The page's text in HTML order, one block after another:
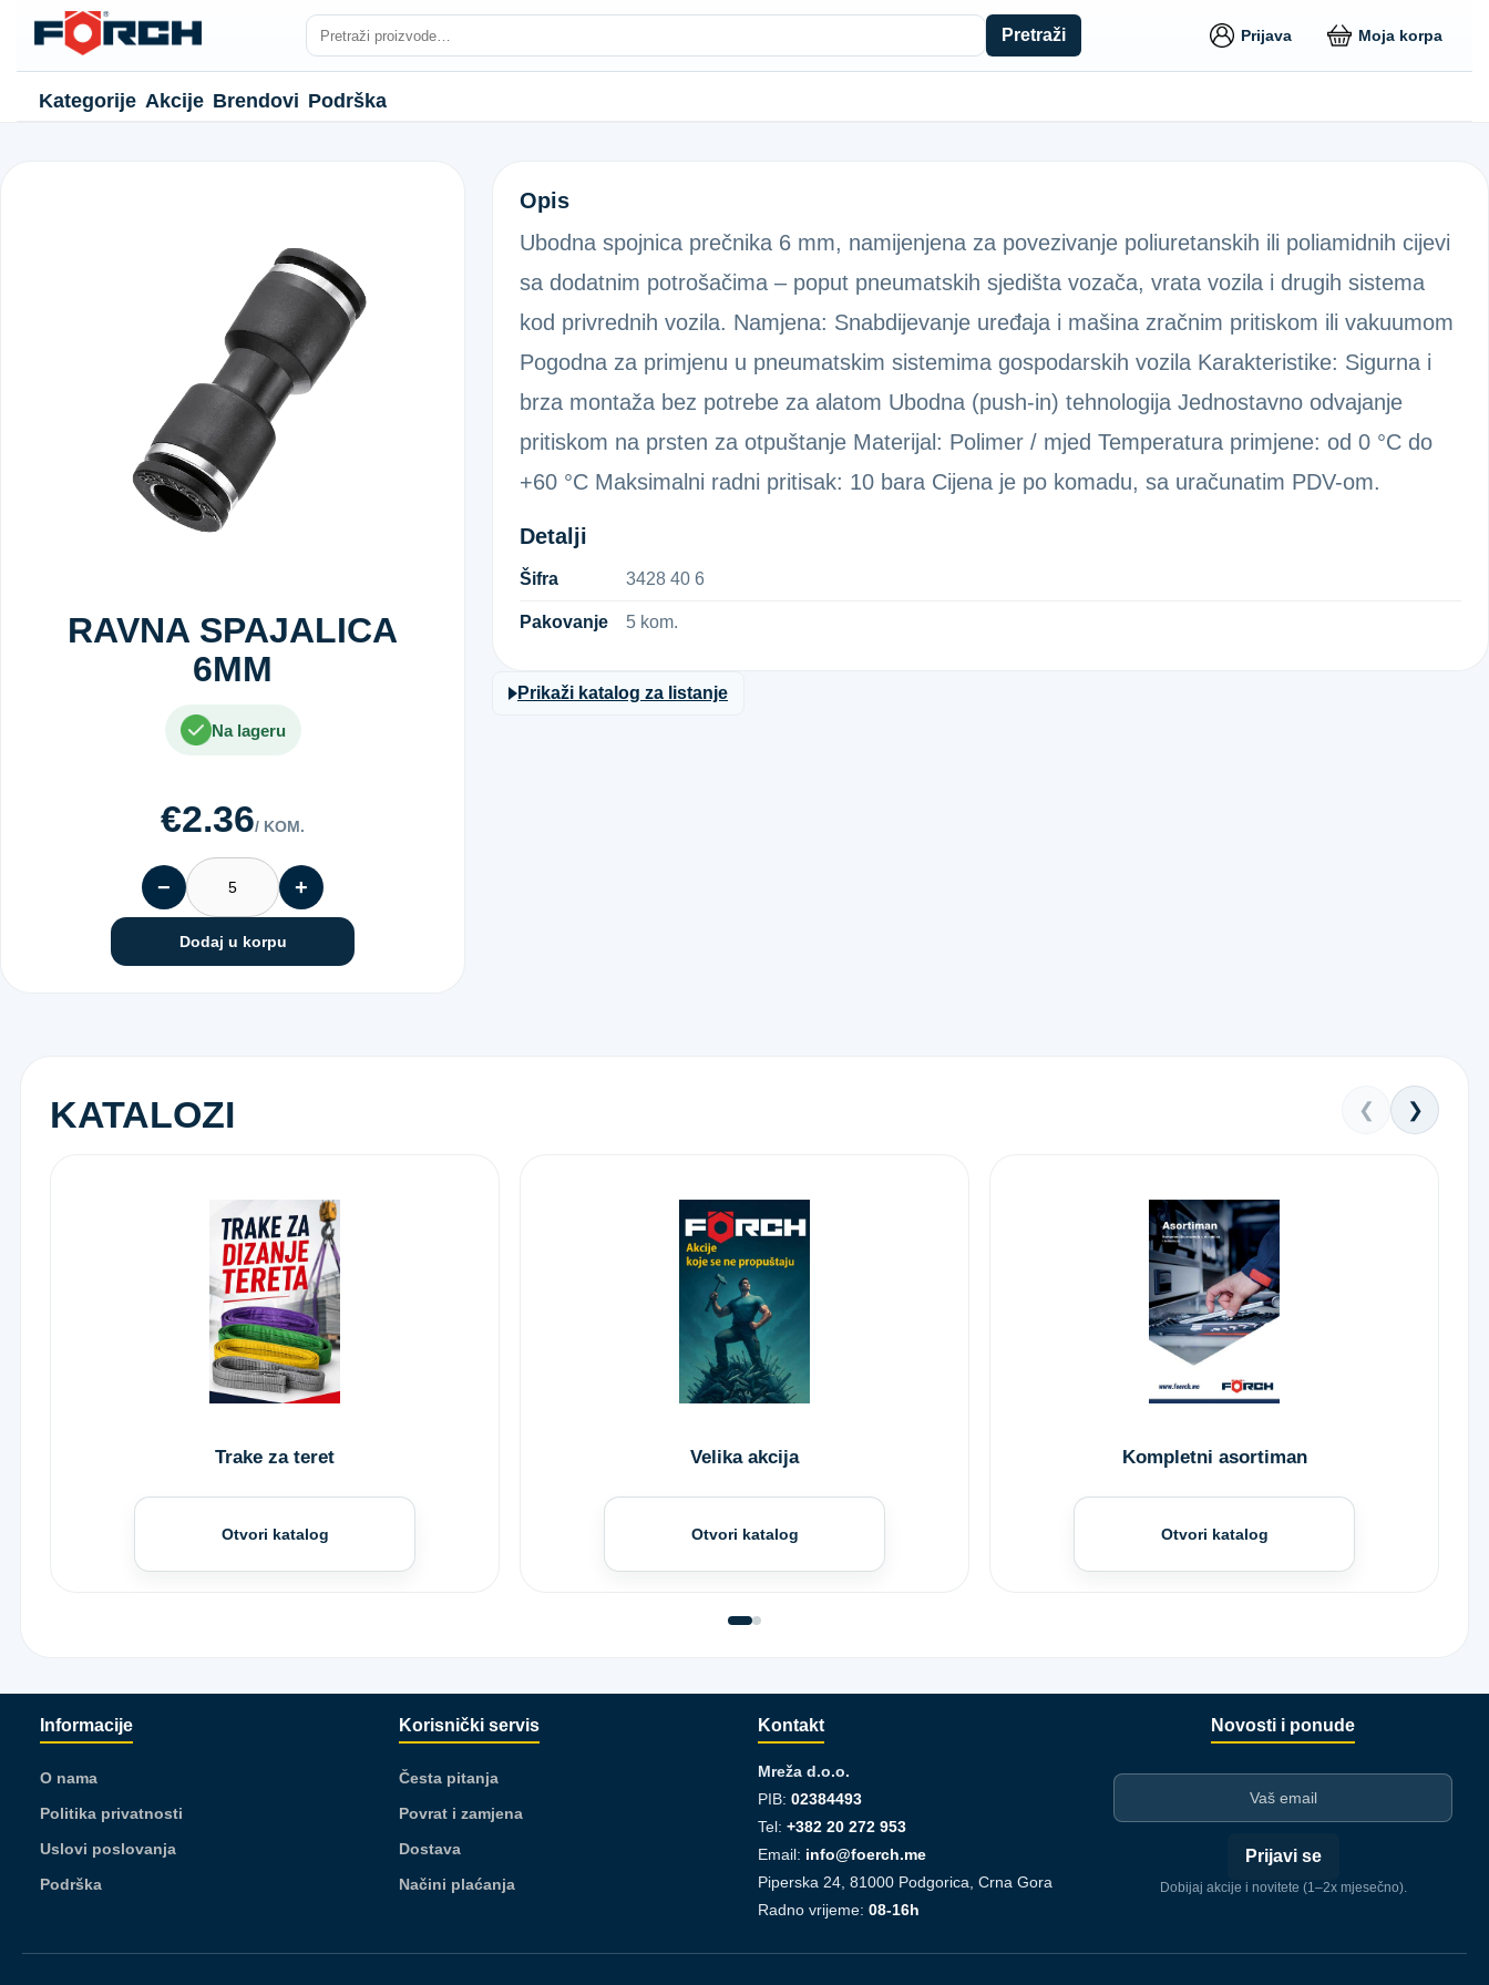
Pretraži Prijava Moja korpa
Kategorije Akcije Brendovi Podrška
RAVNA SPAJALICA
6MM
Na lageru
€2.36/ KOM.
− +
Dodaj u korpu
RAVNA SPAJALICA 6MM
Opis
Ubodna spojnica prečnika 6 mm, namijenjena za povezivanje poliuretanskih ili poliamidnih cijevi
sa dodatnim potrošačima – poput pneumatskih sjedišta vozača, vrata vozila i drugih sistema
kod privrednih vozila. Namjena: Snabdijevanje uređaja i mašina zračnim pritiskom ili vakuumom
Pogodna za primjenu u pneumatskim sistemima gospodarskih vozila Karakteristike: Sigurna i
brza montaža bez potrebe za alatom Ubodna (push-in) tehnologija Jednostavno odvajanje
pritiskom na prsten za otpuštanje Materijal: Polimer / mjed Temperatura primjene: od 0 °C do
+60 °C Maksimalni radni pritisak: 10 bara Cijena je po komadu, sa uračunatim PDV-om.
Detalji
Šifra 3​4​2​8​ ​4​0​ ​6​
Pakovanje 5 kom.
Prikaži katalog za listanje
KATALOZI ❮ ❯
Trake za teret
Otvori katalog
Velika akcija
Otvori katalog
Kompletni asortiman
Otvori katalog
Informacije
O nama
Politika privatnosti
Uslovi poslovanja
Podrška
Korisnički servis
Česta pitanja
Povrat i zamjena
Dostava
Načini plaćanja
Kontakt
Mreža d.o.o.
PIB: 02384493
Tel: +382 20 272 953
Email: info@foerch.me
Piperska 24, 81000 Podgorica, Crna Gora
Radno vrijeme: 08-16h
Novosti i ponude
Prijavi se
Dobijaj akcije i novitete (1–2x mjesečno).